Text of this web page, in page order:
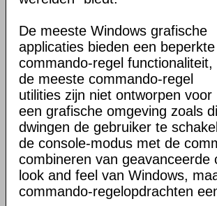
De meeste Windows grafische
applicaties bieden een beperkte
commando-regel functionaliteit,
de meeste commando-regel
utilities zijn niet ontworpen voor
een grafische omgeving zoals
dwingen de gebruiker te
de console-modus met de
combineren van
look and feel van Windows,
commando-regelopdrachten